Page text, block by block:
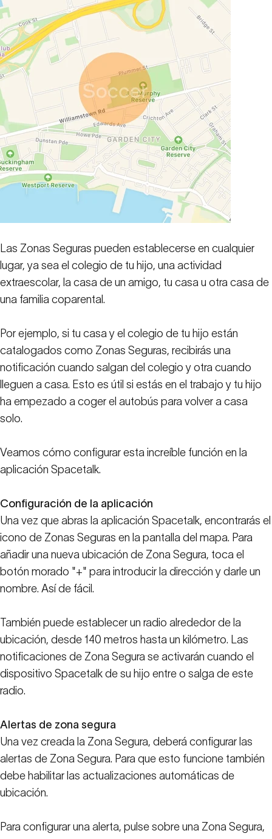
Las Zonas Seguras pueden establecerse en cualquier
lugar, ya sea el colegio de tu hijo, una actividad
extraescolar, la casa de un amigo, tu casa u otra casa de
una familia coparental.
Por ejemplo, si tu casa y el colegio de tu hijo están
catalogados como Zonas Seguras, recibirás una
notificación cuando salgan del colegio y otra cuando
lleguen a casa. Esto es útil si estás en el trabajo y tu hijo
ha empezado a coger el autobús para volver a casa
solo.
Veamos cómo configurar esta increíble función en la
aplicación Spacetalk.
Configuración de la aplicación
Una vez que abras la aplicación Spacetalk, encontrarás el
icono de Zonas Seguras en la pantalla del mapa. Para
añadir una nueva ubicación de Zona Segura, toca el
botón morado "+" para introducir la dirección y darle un
nombre. Así de fácil.
También puede establecer un radio alrededor de la
ubicación, desde 140 metros hasta un kilómetro. Las
notificaciones de Zona Segura se activarán cuando el
dispositivo Spacetalk de su hijo entre o salga de este
radio.
Alertas de zona segura
Una vez creada la Zona Segura, deberá configurar las
alertas de Zona Segura. Para que esto funcione también
debe habilitar las actualizaciones automáticas de
ubicación.
Para configurar una alerta, pulse sobre una Zona Segura,